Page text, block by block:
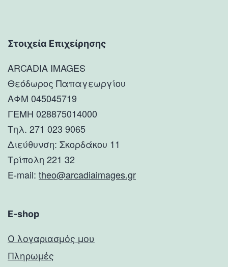
Στοιχεία Επιχείρησης
ARCADIA IMAGES
Θεόδωρος Παπαγεωργίου
ΑΦΜ 045045719
ΓΕΜΗ 028875014000
Τηλ. 271 023 9065
Διεύθυνση: Σκορδάκου 11
Τρίπολη 221 32
E-mail: theo@arcadiaimages.gr
E-shop
Ο λογαριασμός μου
Πληρωμές